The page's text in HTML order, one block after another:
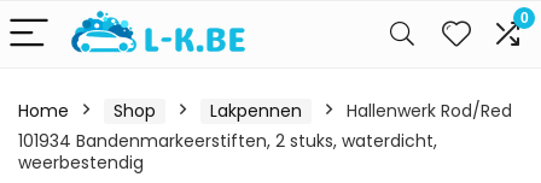
0
Home Shop Lakpennen
Hallenwerk Rod/Red
101934 Bandenmarkeerstiften, 2 stuks, waterdicht,
weerbestendig